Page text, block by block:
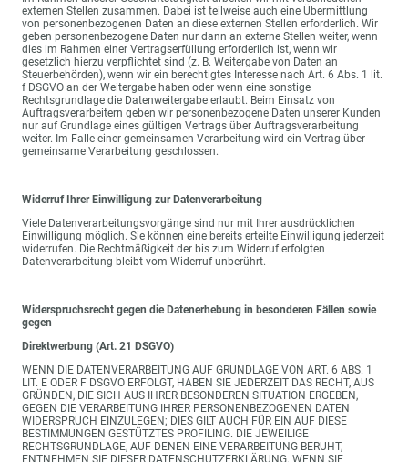
externen Stellen zusammen. Dabei ist teilweise auch eine Übermittlung
von personenbezogenen Daten an diese externen Stellen erforderlich. Wir
geben personenbezogene Daten nur dann an externe Stellen weiter, wenn
dies im Rahmen einer Vertragserfüllung erforderlich ist, wenn wir
gesetzlich hierzu verpflichtet sind (z. B. Weitergabe von Daten an
Steuerbehörden), wenn wir ein berechtigtes Interesse nach Art. 6 Abs. 1 lit.
f DSGVO an der Weitergabe haben oder wenn eine sonstige
Rechtsgrundlage die Datenweitergabe erlaubt. Beim Einsatz von
Auftragsverarbeitern geben wir personenbezogene Daten unserer Kunden
nur auf Grundlage eines gültigen Vertrags über Auftragsverarbeitung
weiter. Im Falle einer gemeinsamen Verarbeitung wird ein Vertrag über
gemeinsame Verarbeitung geschlossen.
Widerruf Ihrer Einwilligung zur Datenverarbeitung
Viele Datenverarbeitungsvorgänge sind nur mit Ihrer ausdrücklichen
Einwilligung möglich. Sie können eine bereits erteilte Einwilligung jederzeit
widerrufen. Die Rechtmäßigkeit der bis zum Widerruf erfolgten
Datenverarbeitung bleibt vom Widerruf unberührt.
Widerspruchsrecht gegen die Datenerhebung in besonderen Fällen sowie
gegen
Direktwerbung (Art. 21 DSGVO)
WENN DIE DATENVERARBEITUNG AUF GRUNDLAGE VON ART. 6 ABS. 1
LIT. E ODER F DSGVO ERFOLGT, HABEN SIE JEDERZEIT DAS RECHT, AUS
GRÜNDEN, DIE SICH AUS IHRER BESONDEREN SITUATION ERGEBEN,
GEGEN DIE VERARBEITUNG IHRER PERSONENBEZOGENEN DATEN
WIDERSPRUCH EINZULEGEN; DIES GILT AUCH FÜR EIN AUF DIESE
BESTIMMUNGEN GESTÜTZTES PROFILING. DIE JEWEILIGE
RECHTSGRUNDLAGE, AUF DENEN EINE VERARBEITUNG BERUHT,